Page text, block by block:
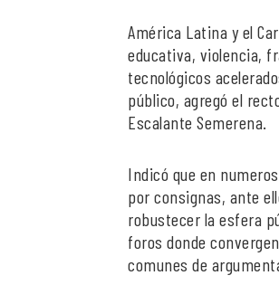
América Latina y el
educativa, violencia,
tecnológicos
público, agregó el
Escalante Semerena.
Indicó que en
por consignas, ante
robustecer la esfera
foros donde
comunes de